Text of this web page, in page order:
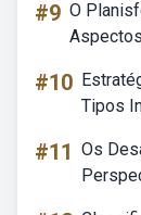
#9 O
#10
Tipos
#11 Os